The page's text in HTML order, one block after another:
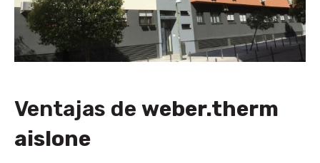
Ventajas de weber.therm
aislone